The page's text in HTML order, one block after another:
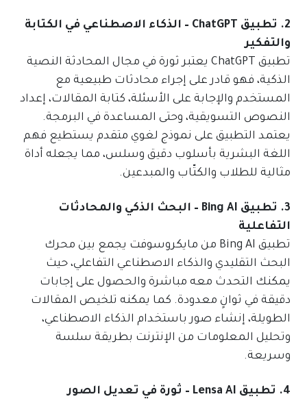
2. تطبيق ChatGPT – الذكاء الاصطناعي في الكتابة
والتفكير
تطبيق ChatGPT يعتبر ثورة في مجال المحادثة النصية
الذكية، فهو قادر على إجراء محادثات طبيعية مع
المستخدم والإجابة على الأسئلة، كتابة المقالات، إعداد
النصوص التسويقية، وحتى المساعدة في البرمجة.
يعتمد التطبيق على نموذج لغوي متقدم يستطيع فهم
اللغة البشرية بأسلوب دقيق وسلس، مما يجعله أداة
مثالية للطلاب والكتّاب والمبدعين.
3. تطبيق Bing AI – البحث الذكي والمحادثات
التفاعلية
تطبيق Bing AI من مايكروسوفت يجمع بين محرك
البحث التقليدي والذكاء الاصطناعي التفاعلي، حيث
يمكنك التحدث معه مباشرة والحصول على إجابات
دقيقة في ثوانٍ معدودة. كما يمكنه تلخيص المقالات
الطويلة، إنشاء صور باستخدام الذكاء الاصطناعي،
وتحليل المعلومات من الإنترنت بطريقة سلسة
وسريعة.
4. تطبيق Lensa AI – ثورة في تعديل الصور